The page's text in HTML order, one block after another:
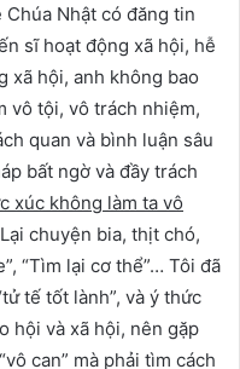
Chúa Nhật có đăng tin
sĩ hoạt động xã hội, hễ
xã hội, anh không bao
vô tội, vô trách nhiệm,
quan và bình luận sâu
bất ngờ và đầy trách
xúc không làm ta vô
chuyện bia, thịt chó,
“Tìm lại cơ thể”… Tôi đã
tế tốt lành”, và ý thức
hội và xã hội, nên gặp
can” mà phải tìm cách